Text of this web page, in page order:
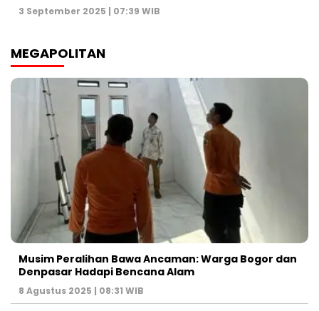
3 September 2025 | 07:39 WIB
MEGAPOLITAN
Musim Peralihan Bawa Ancaman: Warga Bogor dan
Denpasar Hadapi Bencana Alam
8 Agustus 2025 | 08:31 WIB